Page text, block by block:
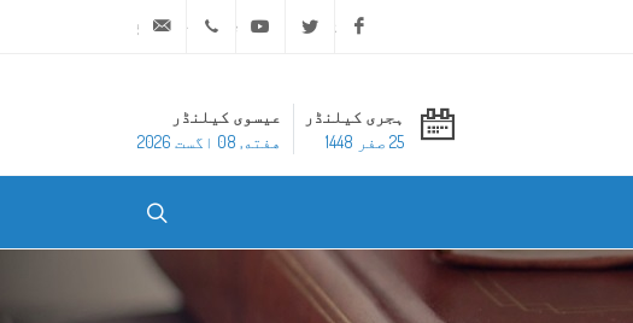
Facebook
Twitter
Youtube
ہجری کیلنڈر
25 صفر 1448
عیسوی کیلنڈر
هفته, 08 اگست 2026